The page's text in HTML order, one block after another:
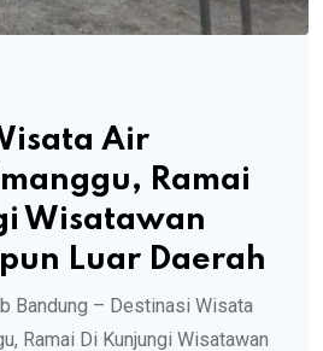
Air
Ramai
Wisatawan
Luar Daerah
Bandung – Destinasi Wisata
Ramai Di Kunjungi Wisatawan